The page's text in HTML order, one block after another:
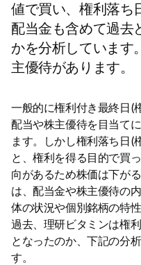
値で買い、権利落ち
配当金も含めて過去
かを分析しています
主優待があります。
一般的に権利付き最終日(
配当や株主優待を目当て
ます。しかし権利落ち日(
と、権利を得る目的で買
向があるため株価は下が
は、配当金や株主優待の
体の状況や個別銘柄の特
過去、理研ビタミンは権
となったのか、下記の分
す。